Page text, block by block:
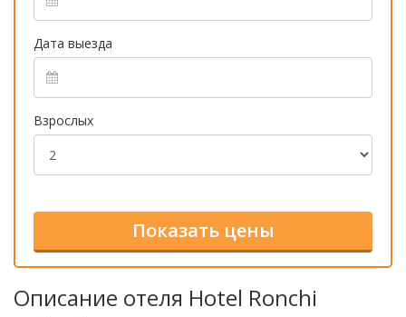
Дата выезда
Взрослых
Описание отеля Hotel Ronchi